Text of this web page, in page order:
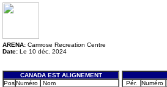
ARENA: Camrose Recreation Centre
Date: Le 10 déc. 2024
CANADA EST ALIGNEMENT
PosNuméro
Nom
Pér.
Numéro